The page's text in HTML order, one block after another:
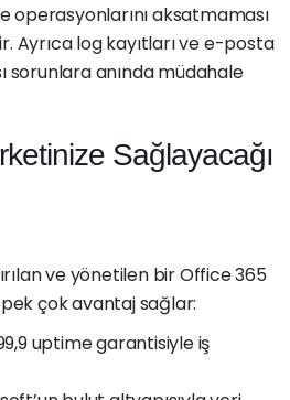
aksatmaması
Ayrıca log kayıtları ve e-posta
sorunlara anında müdahale
Sağlayacağı
ve yönetilen bir Office 365
çok avantaj sağlar:
uptime garantisiyle iş